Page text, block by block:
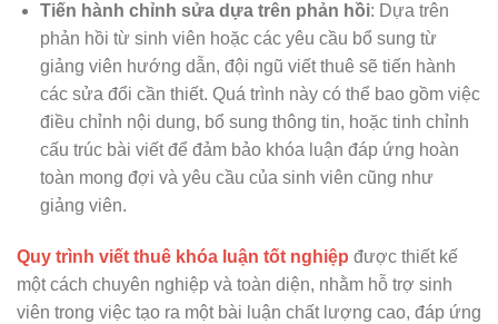
Tiến hành chỉnh sửa dựa trên phản hồi: Dựa trên
phản hồi từ sinh viên hoặc các yêu cầu bổ sung từ
giảng viên hướng dẫn, đội ngũ viết thuê sẽ tiến hành
các sửa đổi cần thiết. Quá trình này có thể bao gồm việc
điều chỉnh nội dung, bổ sung thông tin, hoặc tinh chỉnh
cấu trúc bài viết để đảm bảo khóa luận đáp ứng hoàn
toàn mong đợi và yêu cầu của sinh viên cũng như
giảng viên.
Quy trình viết thuê khóa luận tốt nghiệp được thiết kế
một cách chuyên nghiệp và toàn diện, nhằm hỗ trợ sinh
viên trong việc tạo ra một bài luận chất lượng cao, đáp ứng